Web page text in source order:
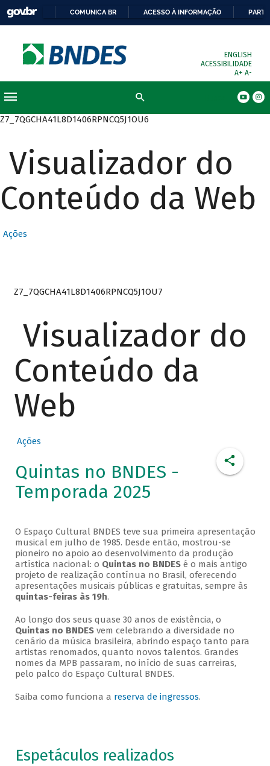
COMUNICA BR ACESSO À INFORMAÇÃO
ENGLISH
ACESSIBILIDADE
A+ A-
Z7_7QGCHA41L8D1406RPNCQ5J1OU6
Visualizador do
Conteúdo da Web
Ações
Z7_7QGCHA41L8D1406RPNCQ5J1OU7
Visualizador do
Conteúdo da
Web
Ações
Quintas no BNDES -
Temporada 2025
O Espaço Cultural BNDES teve sua primeira apresentação
musical em julho de 1985. Desde então, mostrou-se
pioneiro no apoio ao desenvolvimento da produção
artística nacional: o Quintas no BNDESé o mais antigo
projeto de realização contínua no Brasil, oferecendo
apresentações musicais públicas e gratuitas, sempre às
quintas-feiras às 19h.
Ao longo dos seus quase 30 anos de existência, o
Quintas no BNDESvem celebrando a diversidade no
cenário da música brasileira, abrindo espaço tanto para
artistas renomados, quanto novos talentos. Grandes
nomes da MPB passaram, no início de suas carreiras,
pelo palco do Espaço Cultural BNDES.
Saiba como funciona a reserva de ingressos.
Espetáculos realizados